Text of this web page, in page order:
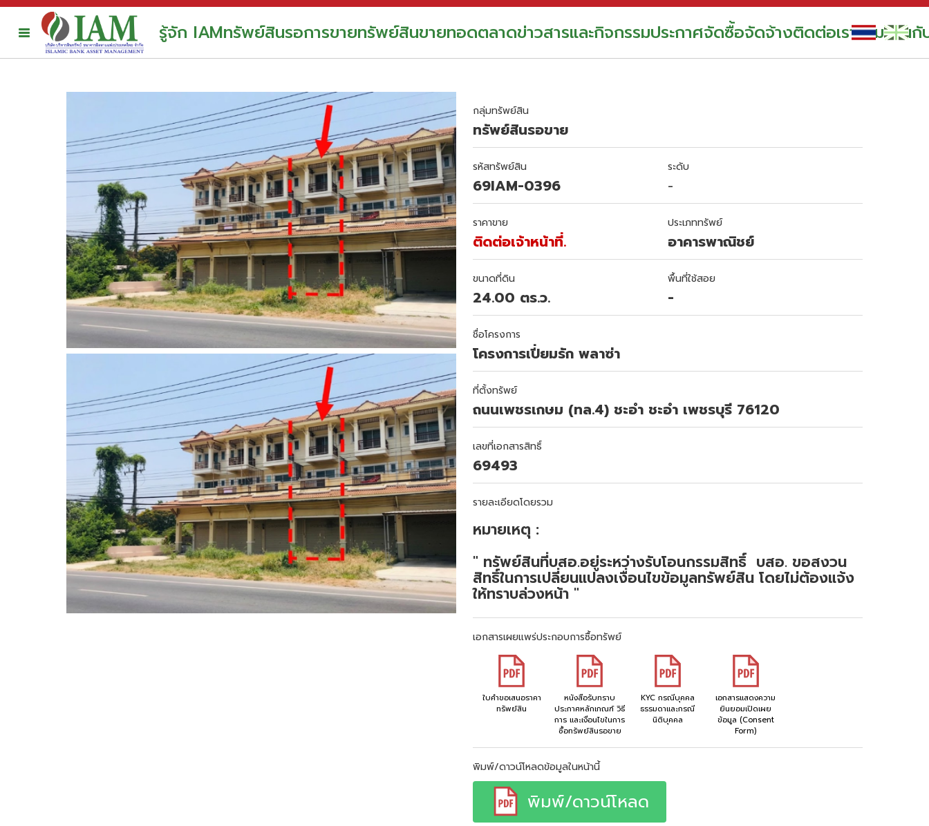
รู้จัก IAMทรัพย์สินรอการขายทรัพย์สินขายทอดตลาดข่าวสารและกิจกรรมประกาศจัดซื้อจัดจ้างติดต่อเราร่วมงานกั
กลุ่มทรัพย์สิน
ทรัพย์สินรอขาย
รหัสทรัพย์สิน
69IAM-0396
ระดับ
-
ราคาขาย
ติดต่อเจ้าหน้าที่.
ประเภททรัพย์
อาคารพาณิชย์
ขนาดที่ดิน
24.00 ตร.ว.
พื้นที่ใช้สอย
-
ชื่อโครงการ
โครงการเปี่ยมรัก พลาซ่า
ที่ตั้งทรัพย์
ถนนเพชรเกษม (ทล.4) ชะอำ ชะอำ เพชรบุรี 76120
เลขที่เอกสารสิทธิ์
69493
รายละเอียดโดยรวม
หมายเหตุ :
" ทรัพย์สินที่บสอ.อยู่ระหว่างรับโอนกรรมสิทธิ์ บสอ. ขอสงวน
สิทธิ์ในการเปลี่ยนแปลงเงื่อนไขข้อมูลทรัพย์สิน โดยไม่ต้องแจ้ง
ให้ทราบล่วงหน้า "
เอกสารเผยแพร่ประกอบการซื้อทรัพย์
ใบคำขอเสนอราคา
ทรัพย์สิน
หนังสือรับทราบ
ประกาศหลักเกณฑ์ วิธี
การ และเงื่อนไขในการ
ซื้อทรัพย์สินรอขาย
KYC กรณีบุคคล
ธรรมดาและกรณี
นิติบุคคล
เอกสารแสดงความ
ยินยอมเปิดเผย
ข้อมูล (Consent
Form)
พิมพ์/ดาวน์โหลดข้อมูลในหน้านี้
พิมพ์/ดาวน์โหลด